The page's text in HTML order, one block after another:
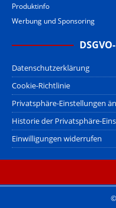
Produktinfo
Werbung und Sponsoring
Datenschutzerklärung
Cookie-Richtlinie
Privatsphäre-Einstellungen
Historie der Privatsphäre-
Einwilligungen widerrufen